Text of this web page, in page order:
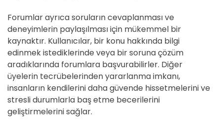
Forumlar ayrıca soruların cevaplanması ve
deneyimlerin paylaşılması için mükemmel bir
kaynaktır. Kullanıcılar, bir konu hakkında bilgi
edinmek istediklerinde veya bir soruna çözüm
aradıklarında forumlara başvurabilirler. Diğer
üyelerin tecrübelerinden yararlanma imkanı,
insanların kendilerini daha güvende hissetmelerini ve
stresli durumlarla baş etme becerilerini
geliştirmelerini sağlar.